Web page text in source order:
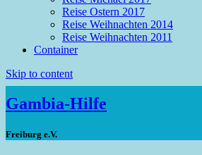
Reise Ostern 2017
Reise Weihnachten 2014
Reise Weihnachten 2011
Container
Skip to content
Gambia-Hilfe
Freiburg e.V.